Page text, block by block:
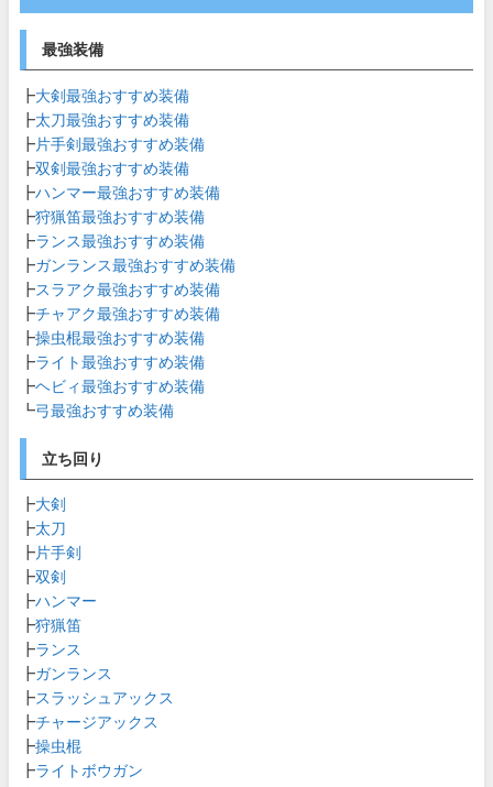
最強装備
┣大剣最強おすすめ装備
┣太刀最強おすすめ装備
┣片手剣最強おすすめ装備
┣双剣最強おすすめ装備
┣ハンマー最強おすすめ装備
┣狩猟笛最強おすすめ装備
┣ランス最強おすすめ装備
┣ガンランス最強おすすめ装備
┣スラアク最強おすすめ装備
┣チャアク最強おすすめ装備
┣操虫棍最強おすすめ装備
┣ライト最強おすすめ装備
┣ヘビィ最強おすすめ装備
┗弓最強おすすめ装備
立ち回り
┣大剣
┣太刀
┣片手剣
┣双剣
┣ハンマー
┣狩猟笛
┣ランス
┣ガンランス
┣スラッシュアックス
┣チャージアックス
┣操虫棍
┣ライトボウガン